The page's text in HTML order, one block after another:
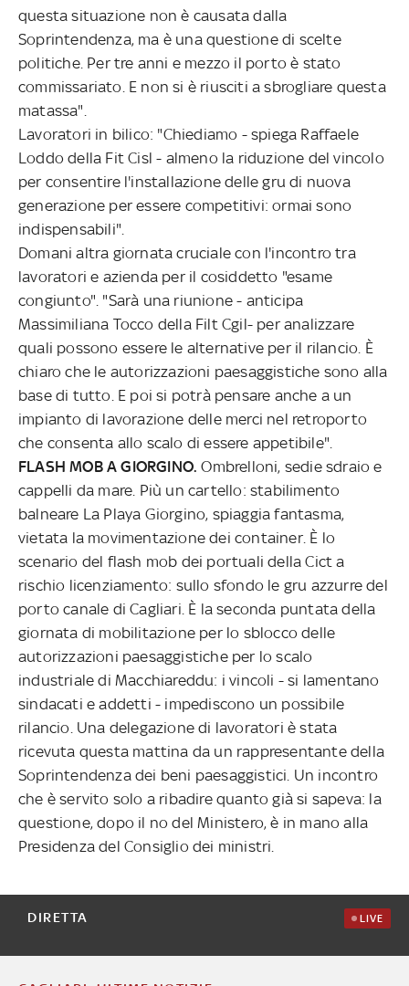
questa situazione non è causata dalla
Soprintendenza, ma è una questione di scelte
politiche. Per tre anni e mezzo il porto è stato
commissariato. E non si è riusciti a sbrogliare questa
matassa".
Lavoratori in bilico: "Chiediamo - spiega Raffaele
Loddo della Fit Cisl - almeno la riduzione del vincolo
per consentire l'installazione delle gru di nuova
generazione per essere competitivi: ormai sono
indispensabili".
Domani altra giornata cruciale con l'incontro tra
lavoratori e azienda per il cosiddetto "esame
congiunto". "Sarà una riunione - anticipa
Massimiliana Tocco della Filt Cgil- per analizzare
quali possono essere le alternative per il rilancio. È
chiaro che le autorizzazioni paesaggistiche sono alla
base di tutto. E poi si potrà pensare anche a un
impianto di lavorazione delle merci nel retroporto
che consenta allo scalo di essere appetibile".
FLASH MOB A GIORGINO. Ombrelloni, sedie sdraio e
cappelli da mare. Più un cartello: stabilimento
balneare La Playa Giorgino, spiaggia fantasma,
vietata la movimentazione dei container. È lo
scenario del flash mob dei portuali della Cict a
rischio licenziamento: sullo sfondo le gru azzurre del
porto canale di Cagliari. È la seconda puntata della
giornata di mobilitazione per lo sblocco delle
autorizzazioni paesaggistiche per lo scalo
industriale di Macchiareddu: i vincoli - si lamentano
sindacati e addetti - impediscono un possibile
rilancio. Una delegazione di lavoratori è stata
ricevuta questa mattina da un rappresentante della
Soprintendenza dei beni paesaggistici. Un incontro
che è servito solo a ribadire quanto già si sapeva: la
questione, dopo il no del Ministero, è in mano alla
Presidenza del Consiglio dei ministri.
DIRETTA LIVE